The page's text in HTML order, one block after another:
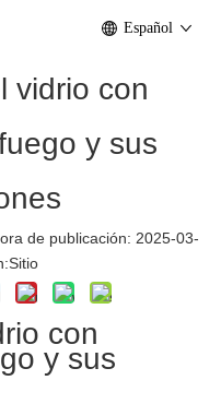
Español
vidrio con
y sus
de publicación: 2025-03-
Sitio
con
y sus